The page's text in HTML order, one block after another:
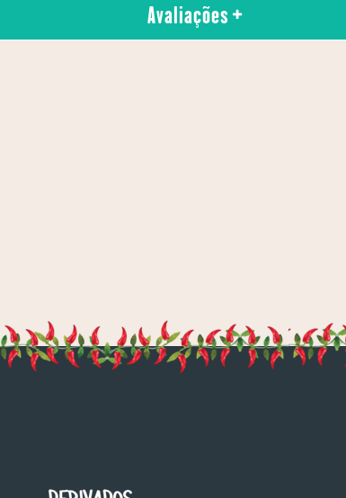
Avaliações